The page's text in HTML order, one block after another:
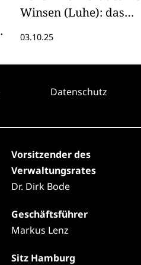
Winsen (Luhe): das
"Rats of Sankt Pauli".
03.10.25
Datenschutz
Vorsitzender des
Verwaltungsrates
Dr. Dirk Bode
Geschäftsführer
Markus Lenz
Sitz Hamburg